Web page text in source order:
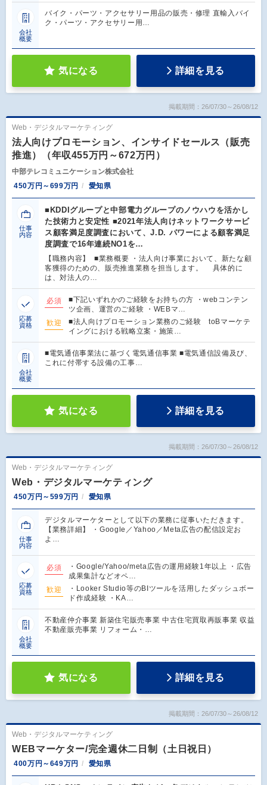
会社
概要
バイク・パーツ・アクセサリー用品の販売・修理 直輸入バイ
ク・パーツ・アクセサリー用…
気になる 詳細を見る
掲載期間：26/07/30～26/08/12
Web・デジタルマーケティング
法人向けプロモーション、インサイドセールス（販売
推進）（年収455万円～672万円）
中部テレコミュニケーション株式会社
450万円～699万円
愛知県
仕事
内容
■KDDIグループと中部電力グループのノウハウを活かし
た技術力と安定性 ■2021年法人向けネットワークサービ
ス顧客満足度調査において、J.D. パワーによる顧客満足
度調査で16年連続NO1を…
【職務内容】 ■業務概要 ・法人向け事業において、新たな顧
客獲得のための、販売推進業務を担当します。 具体的に
は、対法人の…
応募
資格
必須
■下記いずれかのご経験をお持ちの方 ・webコンテン
ツ企画、運営のご経験 ・WEBマ…
歓迎
■法人向けプロモーション業務のご経験 toBマーケテ
イングにおける戦略立案・施策…
会社
概要
■電気通信事業法に基づく電気通信事業 ■電気通信設備及び、
これに付帯する設備の工事…
気になる 詳細を見る
掲載期間：26/07/30～26/08/12
Web・デジタルマーケティング
Web・デジタルマーケティング
450万円～599万円 愛知県
仕事
内容
デジタルマーケターとして以下の業務に従事いただきます。
【業務詳細】 ・Google／Yahoo／Meta広告の配信設定お
よ…
応募
資格
必須
・Google/Yahoo/meta広告の運用経験1年以上 ・広告
成果集計などオペ…
歓迎
・Looker Studio等のBIツールを活用したダッシュボー
ド作成経験 ・KA…
会社
概要
不動産仲介事業 新築住宅販売事業 中古住宅買取再販事業 収益
不動産販売事業 リフォーム・…
気になる 詳細を見る
掲載期間：26/07/30～26/08/12
Web・デジタルマーケティング
WEBマーケター/完全週休二日制（土日祝日）
400万円～649万円 愛知県